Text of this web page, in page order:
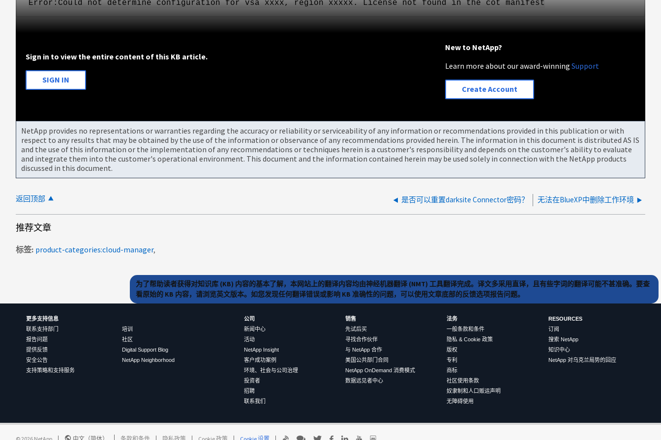
Error:Could not determine configuration for vsa xxxx, region xxxxx. License not found in the cot manifest
Sign in to view the entire content of this KB article.
SIGN IN
New to NetApp?
Learn more about our award-winningSupport
Create Account
NetApp provides no representations or warranties regarding the accuracy or reliability or serviceability of any information or recommendations provided in this publication or with
respect to any results that may be obtained by the use of the information or observance of any recommendations provided herein. The information in this document is distributed AS IS
and the use of this information or the implementation of any recommendations or techniques herein is a customer's responsibility and depends on the customer's ability to evaluate
and integrate them into the customer's operational environment. This document and the information contained herein may be used solely in connection with the NetApp products
discussed in this document.
返回顶部 是否可以重置darksite Connector密码？ 无法在BlueXP中删除工作环境
推荐文章
标签 product-categories:cloud-manager
为了帮助读者获得对知识库 (KB) 内容的基本了解，本网站上的翻译内容均由神经机器翻译 (NMT) 工具翻译完成。译文多采用直译，且有些字词的翻译可能不甚准确。要查
看原始的 KB 内容，请浏览英文版本。如您发现任何翻译错误或影响 KB 准确性的问题，可以使用文章底部的反馈选项报告问题。
更多支持信息
联系支持部门
报告问题
提供反馈
安全公告
支持策略和支持服务
培训
社区
Digital Support Blog
NetApp Neighborhood
公司
新闻中心
活动
NetApp Insight
客户成功案例
环境、社会与公司治理
投资者
招聘
联系我们
销售
先试后买
寻找合作伙伴
与 NetApp 合作
美国公共部门合同
NetApp OnDemand 消费模式
数据远见者中心
法务
一般条款和条件
隐私 & Cookie 政策
版权
专利
商标
社区使用条款
奴隶制和人口贩运声明
无障碍使用
RESOURCES
订阅
搜索 NetApp
知识中心
NetApp 对乌克兰局势的回应